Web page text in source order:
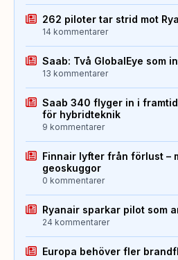
262 piloter tar strid mot
14 kommentarer
Saab: Två GlobalEye som
13 kommentarer
Saab 340 flyger in i
för hybridteknik
9 kommentarer
Finnair lyfter från förlust –
geoskuggor
0 kommentarer
Ryanair sparkar pilot som
24 kommentarer
Europa behöver fler